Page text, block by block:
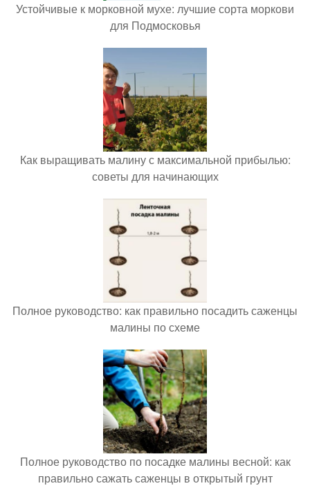
Устойчивые к морковной мухе: лучшие сорта моркови
для Подмосковья
Как выращивать малину с максимальной прибылью:
советы для начинающих
Полное руководство: как правильно посадить саженцы
малины по схеме
Полное руководство по посадке малины весной: как
правильно сажать саженцы в открытый грунт